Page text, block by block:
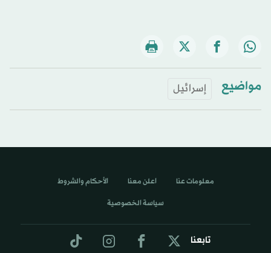
مواضيع إسرائيل
تابعنا
معلومات عنا اعلن معنا الأحكام والشروط
سياسة الخصوصية